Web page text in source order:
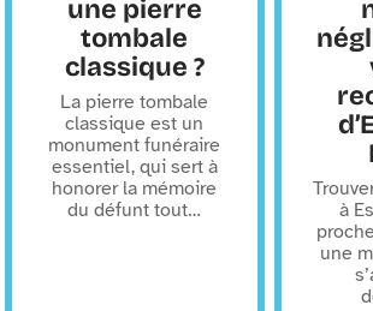
une pierre
tombale
classique ?
La pierre tombale
classique est un
monument funéraire
essentiel, qui sert à
honorer la mémoire
du défunt tout…
à
une